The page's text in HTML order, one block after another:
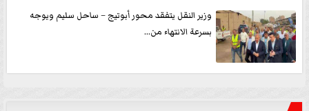
وزير النقل يتفقد محور أبوتيج – ساحل سليم ويوجه
بسرعة الانتهاء من...